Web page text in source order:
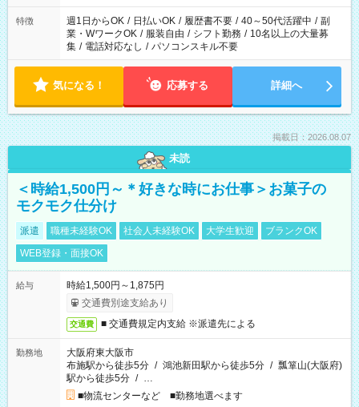
特徴 週1日からOK / 日払いOK / 履歴書不要 / 40～50代活躍中 / 副
業・WワークOK / 服装自由 / シフト勤務 / 10名以上の大量募
集 / 電話対応なし / パソコンスキル不要
気になる！ 応募する 詳細へ
掲載日：2026.08.07
未読
＜時給1,500円～＊好きな時にお仕事＞お菓子の
モクモク仕分け
派遣 職種未経験OK 社会人未経験OK 大学生歓迎
ブランクOK
WEB登録・面接OK
給与
時給1,500円～1,875円
交通費別途支給あり
交通費 ■ 交通費規定内支給 ※派遣先による
勤務地
大阪府東大阪市
布施駅から徒歩5分 / 鴻池新田駅から徒歩5分 / 瓢箪山(大阪府)
駅から徒歩5分 / …
■物流センターなど ■勤務地選べます